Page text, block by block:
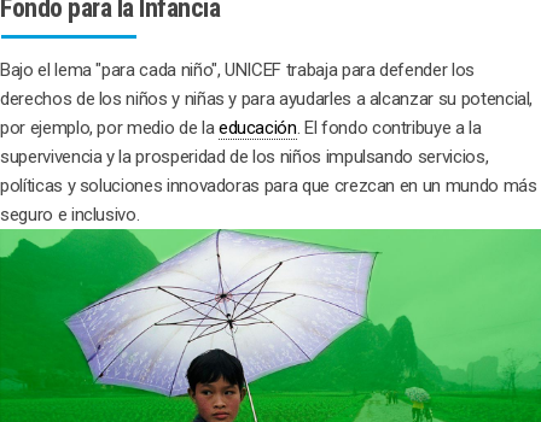
Fondo para la Infancia
Bajo el lema "para cada niño", UNICEF trabaja para defender los
derechos de los niños y niñas y para ayudarles a alcanzar su potencial,
por ejemplo, por medio de laeducación. El fondo contribuye a la
supervivencia y la prosperidad de los niños impulsando servicios,
políticas y soluciones innovadoras para que crezcan en un mundo más
seguro e inclusivo.